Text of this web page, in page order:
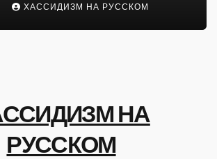
ХАССИДИЗМ НА РУССКОМ
НА
РУССКОМ